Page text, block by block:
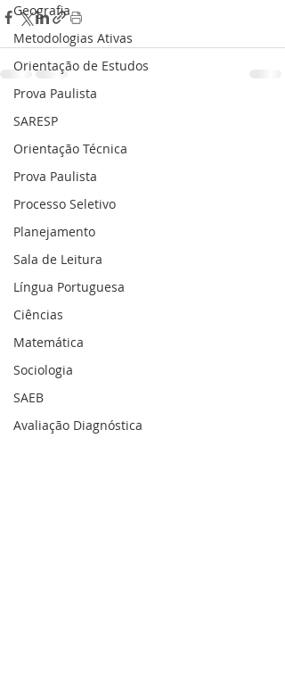
Geografia
Metodologias Ativas
Orientação de Estudos
Prova Paulista
SARESP
Orientação Técnica
Prova Paulista
Processo Seletivo
Planejamento
Sala de Leitura
Língua Portuguesa
Ciências
Matemática
Sociologia
SAEB
Avaliação Diagnóstica